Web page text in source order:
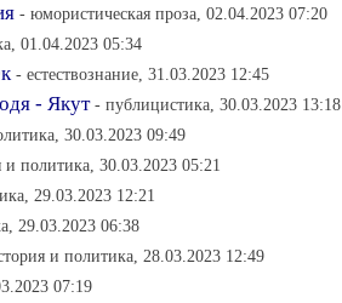
- юмористическая проза, 02.04.2023 07:20
01.04.2023 05:34
- естествознание, 31.03.2023 12:45
- Якут - публицистика, 30.03.2023 13:18
30.03.2023 09:49
и политика, 30.03.2023 05:21
29.03.2023 12:21
29.03.2023 06:38
и политика, 28.03.2023 12:49
07:19